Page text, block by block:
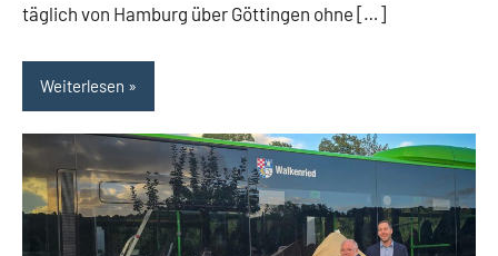
täglich von Hamburg über Göttingen ohne […]
Weiterlesen